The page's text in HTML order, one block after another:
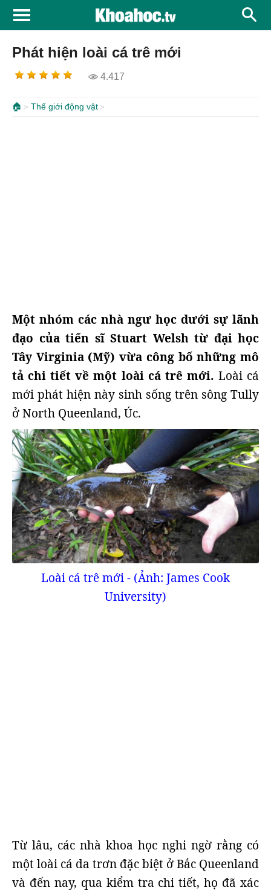
Phát hiện loài cá trê mới
4.417
🏠 Thế giới động vật
Một nhóm các nhà ngư học dưới sự lãnh
đạo của tiến sĩ Stuart Welsh từ đại học
Tây Virginia (Mỹ) vừa công bố những mô
tả chi tiết về một loài cá trê mới. Loài cá
mới phát hiện này sinh sống trên sông Tully
ở North Queenland, Úc.
Loài cá trê mới - (Ảnh: James Cook
University)
Từ lâu, các nhà khoa học nghi ngờ rằng có
một loài cá da trơn đặc biệt ở Bắc Queenland
và đến nay, qua kiểm tra chi tiết, họ đã xác